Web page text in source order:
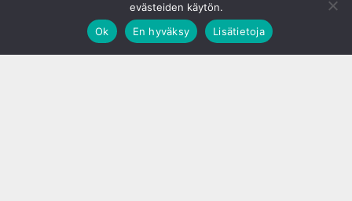
evästeiden käytön.
Ok
En hyväksy Lisätietoja